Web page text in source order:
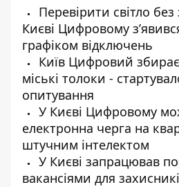
Перевірити світло без
Києві Цифровому
графіком відключень
Київ Цифровий
міські толоки -
опитування
У Києві Цифровому
електронна черга на
штучним інтелектом
У Києві запрацював
вакансіями для